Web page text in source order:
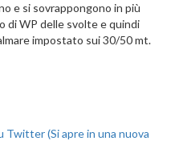
e si sovrappongono in più
di WP delle svolte e quindi
impostato sui 30/50 mt.
Twitter (Si apre in una nuova